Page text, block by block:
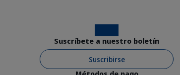
Suscríbete a nuestro boletín
Suscribirse